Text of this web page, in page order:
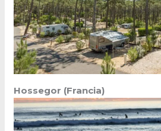
Hossegor (Francia)